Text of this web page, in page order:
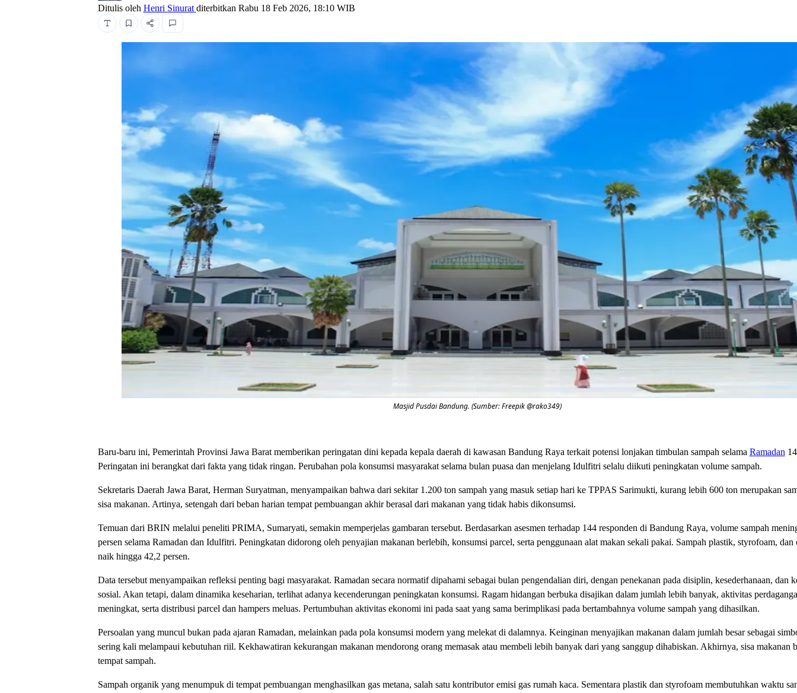
Ditulis oleh Henri Sinurat diterbitkan Rabu 18 Feb 2026, 18:10 WIB
Masjid Pusdai Bandung. (Sumber: Freepik @rako349)
Baru-baru ini, Pemerintah Provinsi Jawa Barat memberikan peringatan dini kepada kepala daerah di kawasan Bandung Raya terkait potensi lonjakan timbulan sampah selama Ramadan
Peringatan ini berangkat dari fakta yang tidak ringan. Perubahan pola konsumsi masyarakat selama bulan puasa dan menjelang Idulfitri selalu diikuti peningkatan volume sampah.
Sekretaris Daerah Jawa Barat, Herman Suryatman, menyampaikan bahwa dari sekitar 1.200 ton sampah yang masuk setiap hari ke TPPAS Sarimukti, kurang lebih 600 ton merupakan
sisa makanan. Artinya, setengah dari beban harian tempat pembuangan akhir berasal dari makanan yang tidak habis dikonsumsi.
Temuan dari BRIN melalui peneliti PRIMA, Sumaryati, semakin memperjelas gambaran tersebut. Berdasarkan asesmen terhadap 144 responden di Bandung Raya, volume sampah
persen selama Ramadan dan Idulfitri. Peningkatan didorong oleh penyajian makanan berlebih, konsumsi parcel, serta penggunaan alat makan sekali pakai. Sampah plastik, styrofoam, dan
naik hingga 42,2 persen.
Data tersebut menyampaikan refleksi penting bagi masyarakat. Ramadan secara normatif dipahami sebagai bulan pengendalian diri, dengan penekanan pada disiplin, kesederhanaan, dan
sosial. Akan tetapi, dalam dinamika keseharian, terlihat adanya kecenderungan peningkatan konsumsi. Ragam hidangan berbuka disajikan dalam jumlah lebih banyak, aktivitas
meningkat, serta distribusi parcel dan hampers meluas. Pertumbuhan aktivitas ekonomi ini pada saat yang sama berimplikasi pada bertambahnya volume sampah yang dihasilkan.
Persoalan yang muncul bukan pada ajaran Ramadan, melainkan pada pola konsumsi modern yang melekat di dalamnya. Keinginan menyajikan makanan dalam jumlah besar sebagai
sering kali melampaui kebutuhan riil. Kekhawatiran kekurangan makanan mendorong orang memasak atau membeli lebih banyak dari yang sanggup dihabiskan. Akhirnya, sisa makanan
tempat sampah.
Sampah organik yang menumpuk di tempat pembuangan menghasilkan gas metana, salah satu kontributor emisi gas rumah kaca. Sementara plastik dan styrofoam membutuhkan waktu